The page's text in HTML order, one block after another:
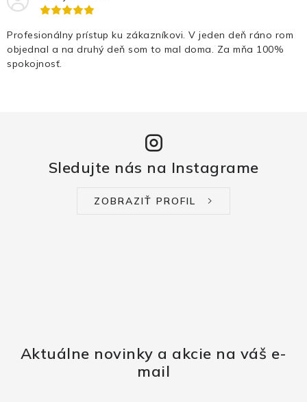
Profesionálny prístup ku zákazníkovi. V jeden deň ráno rom
objednal a na druhý deň som to mal doma. Za mňa 100%
spokojnosť.
Sledujte nás na Instagrame
ZOBRAZIŤ PROFIL
Aktuálne novinky a akcie na váš e-
mail